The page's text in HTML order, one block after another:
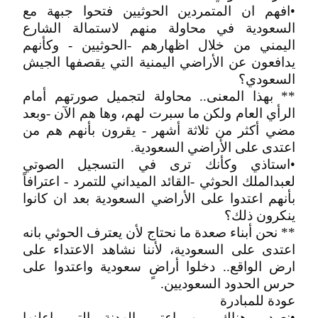
•افهم ان المتمردين الحوثيين فتحوا جبهة مع
السعودية في محاولة منهم لاستمالة الشارع
اليمني من خلال اظهارهم -الحوثيين - وكأنهم
يدافعون عن الأراضي اليمنية التي يقصفها الجيش
السعودي؟
** بهذا المعنى.. محاولة لتجميل صورتهم أمام
الرأي العام ولكن ما سبرت لهم، وها هم الآن -وبعد
مضي أكثر من ثلاثة أشهر - يقرون بأنهم هم من
اعتدى على الأراضي السعودية.
•استاذي وكأنك ترى في التسجيل الصوتي
لعبدالملك الحوثي -القائد الميداني للتمرد - اعترافاً
بأنهم اعتدوا على الأراضي السعودية بعد ان كانوا
ينكرون ذلك؟
** نحن أبناء صعدة ما نحتاج لأن يعترف الحوثي بانه
اعتدى على السعودية، لأننا نشاهد الاعتداء على
ارض الواقع.. دخلوا أراضٍ سعودية واعتدوا على
حرس الحدود السعوديين.
عودة للمبادرة